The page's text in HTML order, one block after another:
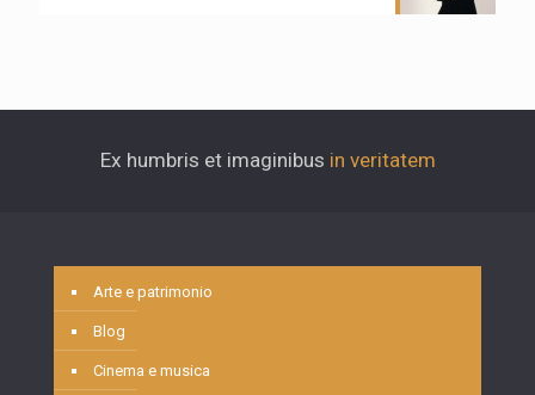
Ex humbris et imaginibus in veritatem
Arte e patrimonio
Blog
Cinema e musica